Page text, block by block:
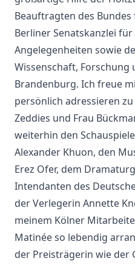
Beauftragten des
Berliner Senatskanzlei
Angelegenheiten sowie
Wissenschaft, Forschung
Brandenburg. Ich freue
persönlich adressieren
Zeddies und Frau
weiterhin den
Alexander Khuon, den
Erez Ofer, dem
Intendanten des
der Verlegerin Annette
meinem Kölner
Matinée so lebendig
der Preisträgerin wie der